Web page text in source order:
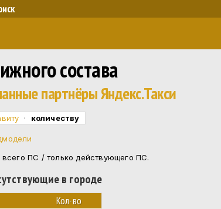
состава
партнёры Яндекс.Такси
· количеству
ПС / только действующего ПС.
в городе
Кол-во